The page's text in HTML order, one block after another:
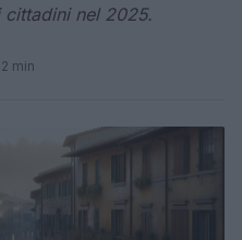
nel 2025.
2 min